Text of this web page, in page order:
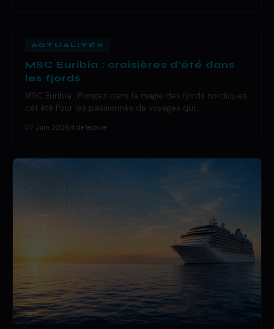
ACTUALITÉS
MSC Euribia : croisières d’été dans
les fjords
MSC Euribia : Plongez dans la magie des fjords nordiques
cet été Pour les passionnés de voyages qui…
07 Juin 2026 4 de lecture